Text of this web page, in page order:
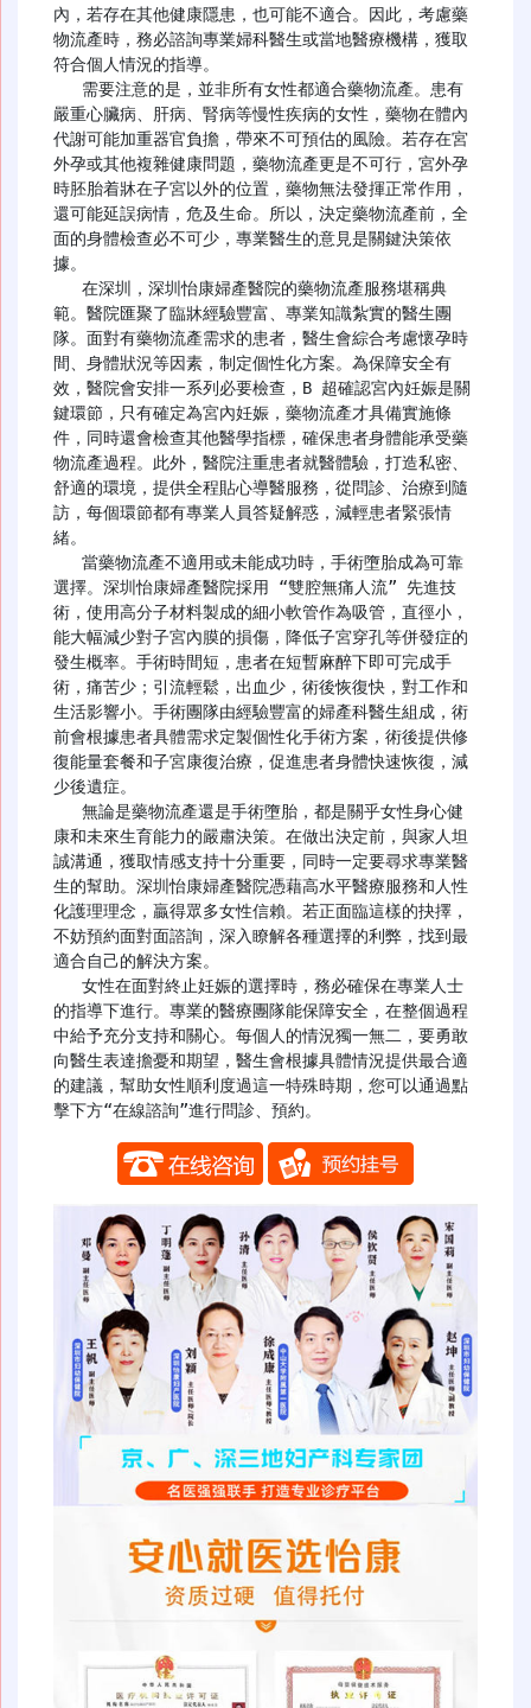
內，若存在其他健康隱患，也可能不適合。因此，考慮藥
物流產時，務必諮詢專業婦科醫生或當地醫療機構，獲取
符合個人情況的指導。
嚴重心臟病、肝病、腎病等慢性疾病的女性，藥物在體內
代謝可能加重器官負擔，帶來不可預估的風險。若存在宮
外孕或其他複雜健康問題，藥物流產更是不可行，宮外孕
時胚胎着牀在子宮以外的位置，藥物無法發揮正常作用，
還可能延誤病情，危及生命。所以，決定藥物流產前，全
面的身體檢查必不可少，專業醫生的意見是關鍵決策依
據。
範。醫院匯聚了臨牀經驗豐富、專業知識紮實的醫生團
隊。面對有藥物流產需求的患者，醫生會綜合考慮懷孕時
間、身體狀況等因素，制定個性化方案。為保障安全有
效，醫院會安排一系列必要檢查，B 超確認宮內妊娠是關
鍵環節，只有確定為宮內妊娠，藥物流產才具備實施條
件，同時還會檢查其他醫學指標，確保患者身體能承受藥
物流產過程。此外，醫院注重患者就醫體驗，打造私密、
舒適的環境，提供全程貼心導醫服務，從問診、治療到隨
訪，每個環節都有專業人員答疑解惑，減輕患者緊張情
緒。
選擇。深圳怡康婦產醫院採用 “雙腔無痛人流” 先進技
術，使用高分子材料製成的細小軟管作為吸管，直徑小，
能大幅減少對子宮內膜的損傷，降低子宮穿孔等併發症的
發生概率。手術時間短，患者在短暫麻醉下即可完成手
術，痛苦少；引流輕鬆，出血少，術後恢復快，對工作和
生活影響小。手術團隊由經驗豐富的婦產科醫生組成，術
前會根據患者具體需求定製個性化手術方案，術後提供修
復能量套餐和子宮康復治療，促進患者身體快速恢復，減
少後遺症。
康和未來生育能力的嚴肅決策。在做出決定前，與家人坦
誠溝通，獲取情感支持十分重要，同時一定要尋求專業醫
生的幫助。深圳怡康婦產醫院憑藉高水平醫療服務和人性
化護理理念，贏得眾多女性信賴。若正面臨這樣的抉擇，
不妨預約面對面諮詢，深入瞭解各種選擇的利弊，找到最
適合自己的解決方案。
的指導下進行。專業的醫療團隊能保障安全，在整個過程
中給予充分支持和關心。每個人的情況獨一無二，要勇敢
向醫生表達擔憂和期望，醫生會根據具體情況提供最合適
的建議，幫助女性順利度過這一特殊時期，您可以通過點
擊下方“在線諮詢”進行問診、預約。